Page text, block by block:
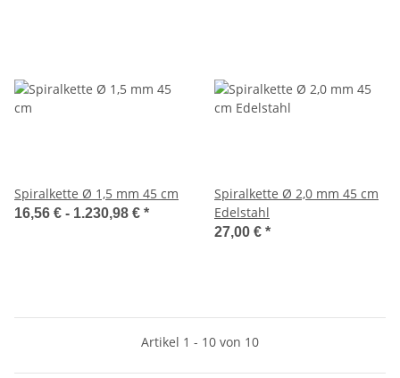
Spiralkette Ø 1,5 mm 45 cm
16,56 € - 1.230,98 € *
Spiralkette Ø 2,0 mm 45 cm
Edelstahl
27,00 € *
Artikel 1 - 10 von 10